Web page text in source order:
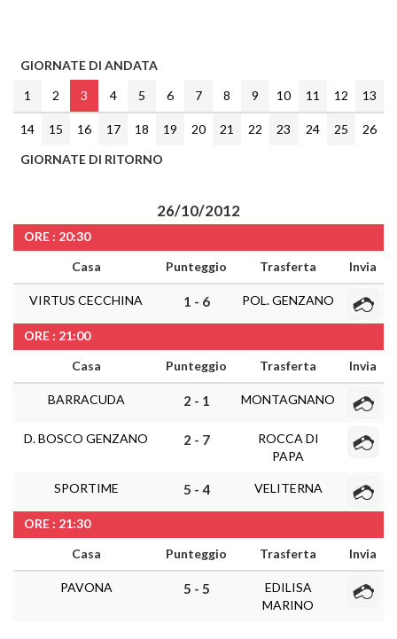
GIORNATE DI ANDATA
1
2 3 4 5 6 7 8 9 10 11 12 13
14 15 16 17 18 19 20 21 22 23 24 25
26
GIORNATE DI RITORNO
26/10/2012
ORE : 20:30
Casa
Punteggio Trasferta Invia
VIRTUS CECCHINA 1 - 6 POL. GENZANO
ORE : 21:00
Casa
Punteggio Trasferta Invia
BARRACUDA 2 - 1 MONTAGNANO
D. BOSCO GENZANO 2 - 7
ROCCA DI
PAPA
SPORTIME 5 - 4 VELITERNA
ORE : 21:30
Casa
Punteggio Trasferta Invia
PAVONA 5 - 5
EDILISA
MARINO